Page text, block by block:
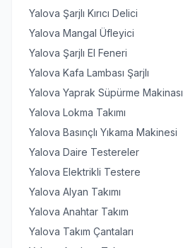
Yalova Şarjlı Kırıcı Delici
Yalova Mangal Üfleyici
Yalova Şarjlı El Feneri
Yalova Kafa Lambası Şarjlı
Yalova Yaprak Süpürme Makinası
Yalova Lokma Takımı
Yalova Basınçlı Yıkama Makinesi
Yalova Daire Testereler
Yalova Elektrikli Testere
Yalova Alyan Takımı
Yalova Anahtar Takım
Yalova Takım Çantaları